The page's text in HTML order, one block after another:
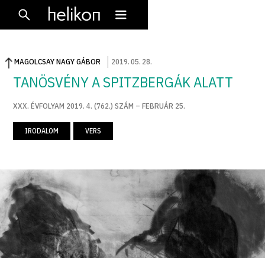
MAGOLCSAY NAGY GÁBOR 2019.05. 28.
TANÖSVÉNY A SPITZBERGÁK ALATT
XXX. ÉVFOLYAM 2019. 4. (762.) SZÁM – FEBRUÁR 25.
IRODALOM VERS